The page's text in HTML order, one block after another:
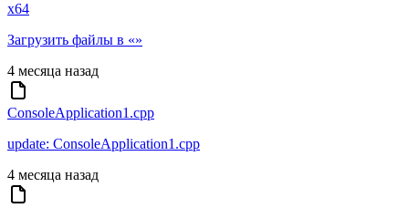
x64
Загрузить файлы в «»
4 месяца назад
ConsoleApplication1.cpp
update: ConsoleApplication1.cpp
4 месяца назад